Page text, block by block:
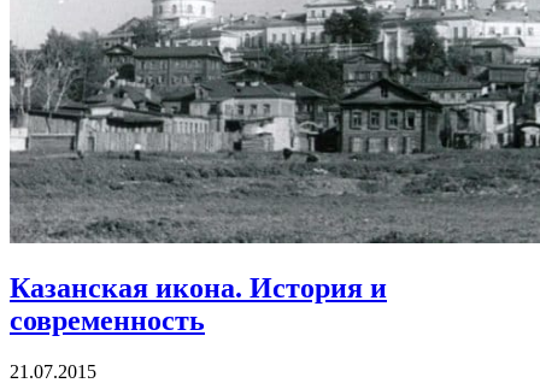
Казанская икона. История и
современность
21.07.2015